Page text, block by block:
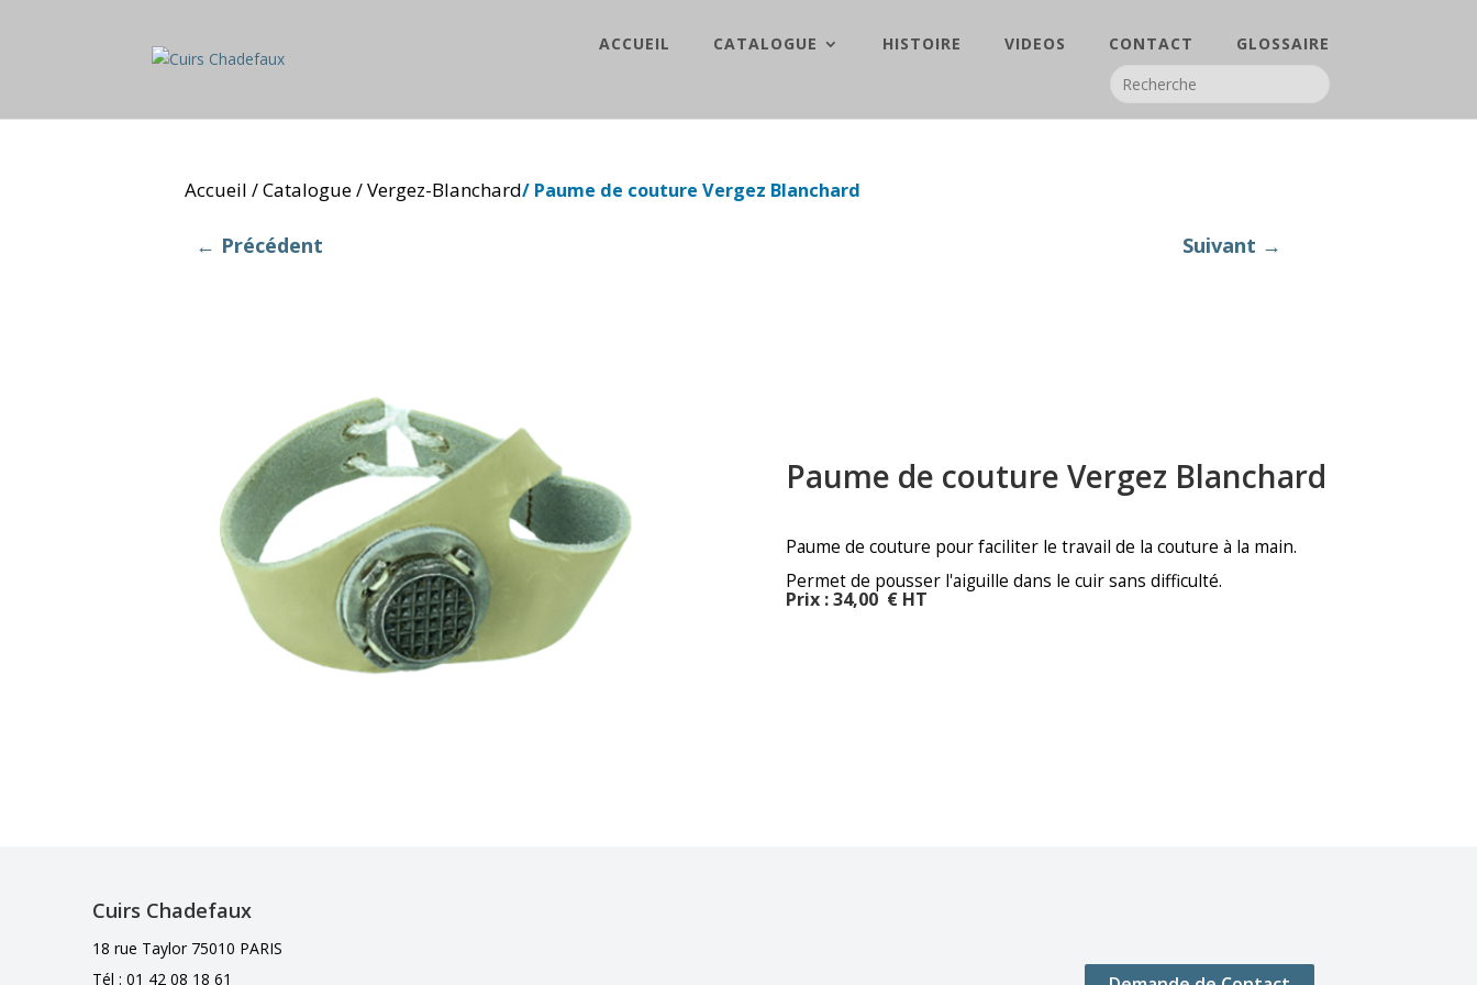
ACCUEIL CATALOGUE HISTOIRE VIDEOS CONTACT GLOSSAIRE
Accueil /Catalogue/Vergez-Blanchard/ Paume de couture Vergez Blanchard
← Précédent Suivant →
Paume de couture Vergez Blanchard
Paume de couture pour faciliter le travail de la couture à la main.
Permet de pousser l'aiguille dans le cuir sans difficulté.
Prix : 34,00 € HT
Cuirs Chadefaux
18 rue Taylor 75010 PARIS
Tél : 01 42 08 18 61